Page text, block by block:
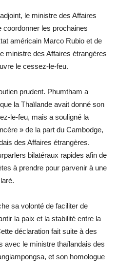
le ministre des Affaires
les prochaines
américain Marco Rubio et de
ministre des Affaires étrangères
le cessez-le-feu.
prudent. Phumtham a
la Thaïlande avait donné son
le-feu, mais a souligné la
» de la part du Cambodge,
des Affaires étrangères.
bilatéraux rapides afin de
à prendre pour parvenir à une
sa volonté de faciliter de
la paix et la stabilité entre la
déclaration fait suite à des
avec le ministre thaïlandais des
et son homologue